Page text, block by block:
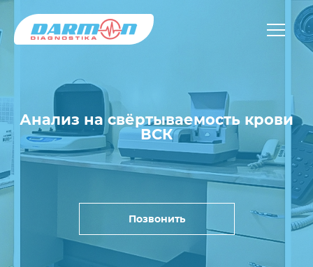
Анализ на свёртываемость крови
ВСК
Позвонить